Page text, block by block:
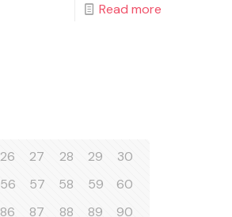
Read more
26 27 28 29
30
56 57 58 59
60
86 87 88 89 90